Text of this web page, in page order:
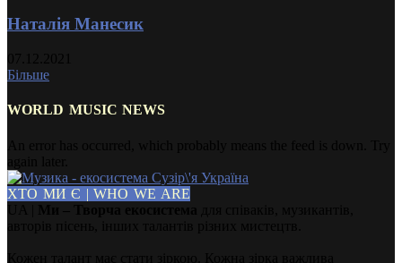
Наталія Манесик
Більше
WORLD MUSIC NEWS
ХТО МИ Є | WHO WE ARE